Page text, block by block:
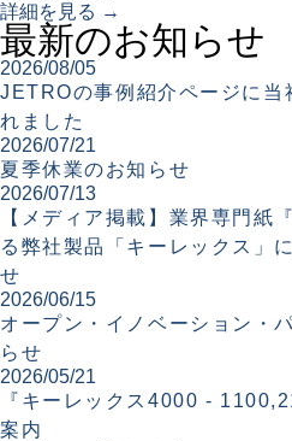
詳細を見る →
最新のお知らせ
2026/08/05
JETROの事例紹介ページに当
れました
2026/07/21
夏季休業のお知らせ
2026/07/13
【メディア掲載】業界専門紙
る弊社製品「キーレックス」
せ
2026/06/15
オープン・イノベーション・
らせ
2026/05/21
『キーレックス4000 -
案内